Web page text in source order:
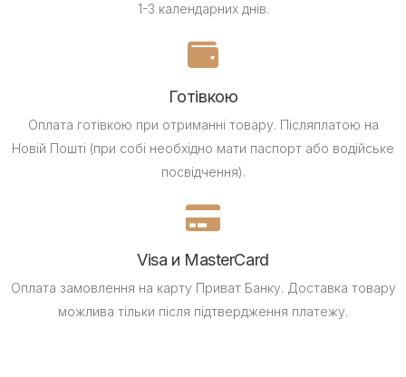
1-3 календарних днів.
Готівкою
Оплата готівкою при отриманні товару. Післяплатою на
Новій Пошті (при собі необхідно мати паспорт або водійське
посвідчення).
Visa и MasterCard
Оплата замовлення на карту Приват Банку. Доставка товару
можлива тільки після підтвердження платежу.